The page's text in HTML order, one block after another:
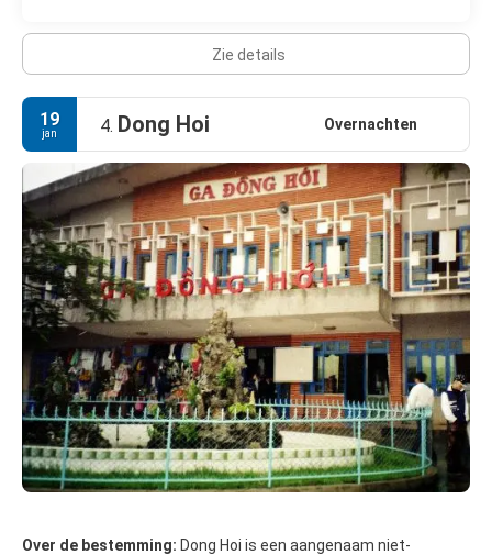
Zie details
19
jan 4. Dong Hoi Overnachten
Over de bestemming: Dong Hoi is een aangenaam niet-